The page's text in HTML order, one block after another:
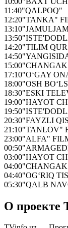
11:40"QALPOQ"
12:20"TANKA"
13:10
13:50
14:20"TILIM
14:50
15:00
17:10"O‘GAY
18:00"OSH
18:30"ESKI
19:00"HAYOT
19:50
20:30"FAYZLI
21:10"TANLOV"
23:00"ALFA"
00:50
03:00"HAYOT
04:00
04:40"OG‘RIQ
05:30"QALB
О проекте